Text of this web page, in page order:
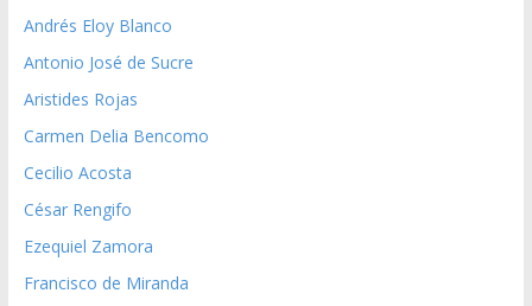
Andrés Eloy Blanco
Antonio José de Sucre
Aristides Rojas
Carmen Delia Bencomo
Cecilio Acosta
César Rengifo
Ezequiel Zamora
Francisco de Miranda